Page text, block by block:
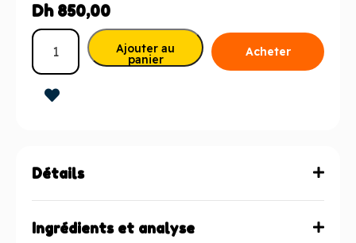
Dh850,00
Ajouter au
panier
Acheter
Détails
Ingrédients et analyse